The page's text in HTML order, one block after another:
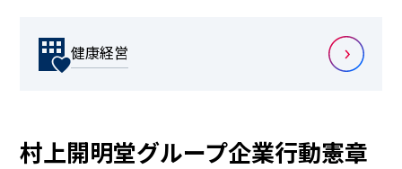
健康経営
村上開明堂グループ企業行動憲章